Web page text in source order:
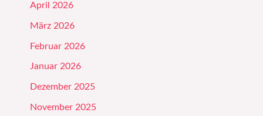
April 2026
März 2026
Februar 2026
Januar 2026
Dezember 2025
November 2025